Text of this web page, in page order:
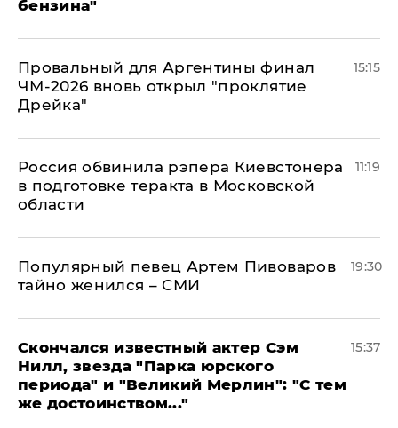
бензина"
Провальный для Аргентины финал
ЧМ-2026 вновь открыл "проклятие
Дрейка"
15:15
Россия обвинила рэпера Киевстонера
в подготовке теракта в Московской
области
11:19
Популярный певец Артем Пивоваров
тайно женился – СМИ
19:30
Скончался известный актер Сэм
Нилл, звезда "Парка юрского
периода" и "Великий Мерлин": "С тем
же достоинством..."
15:37